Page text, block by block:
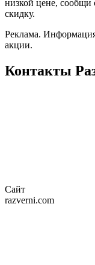
низкой цене, сообщи
скидку.
Реклама.
акции.
Контакты
Сайт
razverni.com